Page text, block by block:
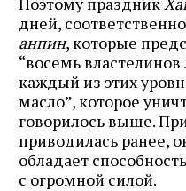
дней,
анпин, которые
“восемь
каждый из этих
масло”, которое
говорилось выше.
приводилась ранее,
обладает
с огромной силой.